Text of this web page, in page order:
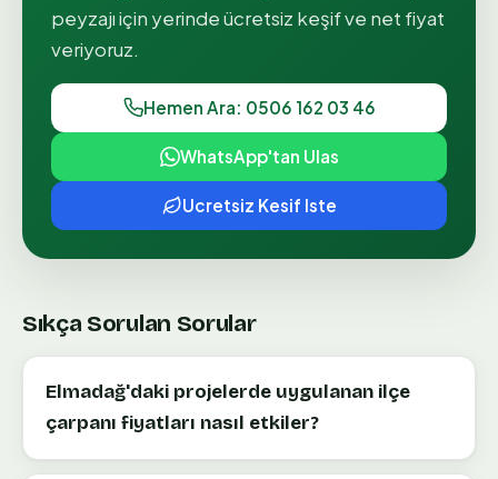
peyzajıiçin yerinde ücretsiz keşif ve net fiyat
veriyoruz.
Hemen Ara: 0506 162 03 46
WhatsApp'tan Ulas
Ucretsiz Kesif Iste
Sıkça Sorulan Sorular
Elmadağ'daki projelerde uygulanan ilçe
çarpanı fiyatları nasıl etkiler?